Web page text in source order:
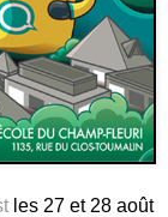
les 27 et 28 août